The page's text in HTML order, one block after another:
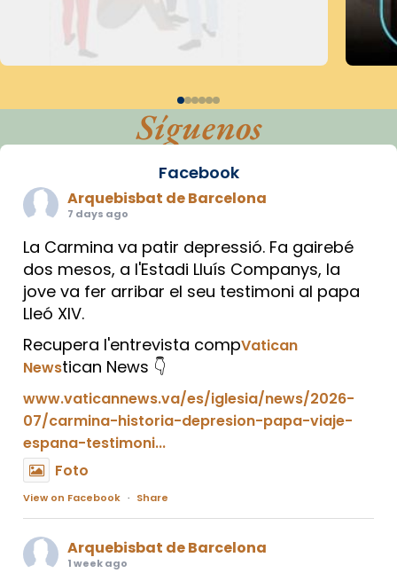
Síguenos
Facebook
Arquebisbat de Barcelona
7 days ago
La Carmina va patir depressió. Fa gairebé
dos mesos, a l'Estadi Lluís Companys, la
jove va fer arribar el seu testimoni al papa
Lleó XIV.
Recupera l'entrevista compVatican
Newstican News 👇
www.vaticannews.va/es/iglesia/news/2026-
07/carmina-historia-depresion-papa-viaje-
espana-testimoni...
Foto
View on Facebook · Share
Arquebisbat de Barcelona
1 week ago